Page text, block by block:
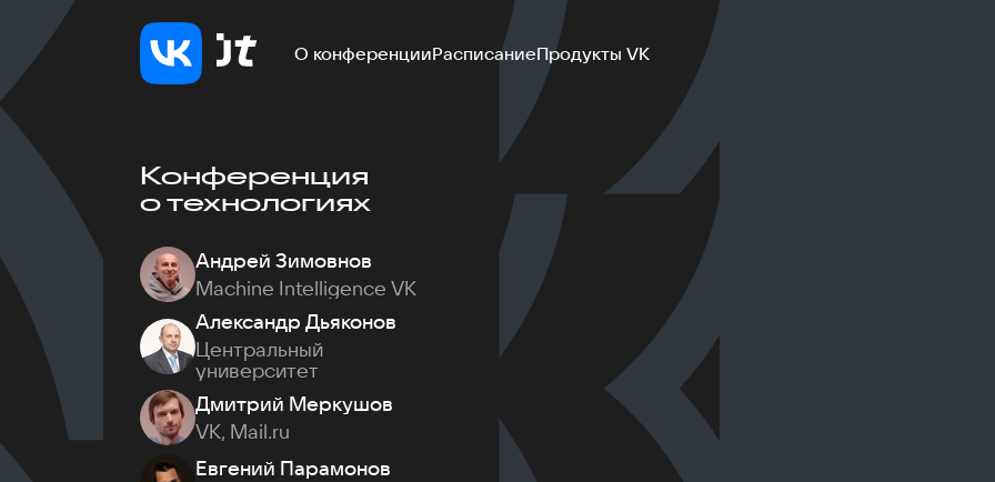
О конференцииРасписаниеПродукты VK
Конференция
о технологиях
Андрей Зимовнов
Machine Intelligence VK
Александр Дьяконов
Центральный
университет
Дмитрий Меркушов
VK, Mail.ru
Евгений Парамонов